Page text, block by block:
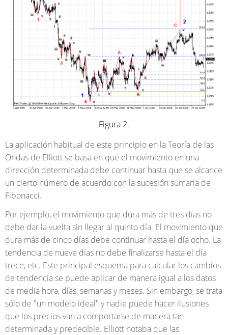
Figura 2.
La aplicación habitual de este principio en la Teoría de las
Ondas de Elliott se basa en que el movimiento en una
dirección determinada debe continuar hasta que se alcance
un cierto número de acuerdo con la sucesión sumaria de
Fibonacci.
Por ejemplo, el movimiento que dura más de tres días no
debe dar la vuelta sin llegar al quinto día. El movimiento que
dura más de cinco días debe continuar hasta el día ocho. La
tendencia de nueve días no debe finalizarse hasta el día
trece, etc. Este principal esquema para calcular los cambios
de tendencia se puede aplicar de manera igual a los datos
de media hora, días, semanas y meses. Sin embargo, se trata
sólo de "un modelo ideal" y nadie puede hacer ilusiones
que los precios van a comportarse de manera tan
determinada y predecible. Elliott notaba que las